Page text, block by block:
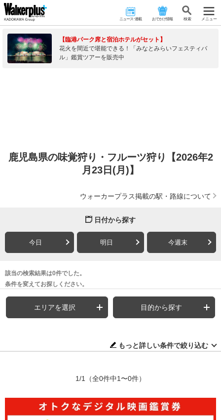
ニュース･連載 おでかけ情報 検 索 メニュー
【臨港パーク席と宿泊ホテルがセット】
花火を間近で堪能できる！「みなとみらいフェスティバ
ル」鑑賞ツアーを販売中
鹿児島県の味覚狩り・フルーツ狩り【2026年2
月23日(月)】
ウォーカープラス掲載の駅・路線について
日付から探す
今日 明日 今週末
該当の検索結果は0件でした。
条件を変えてお探しください。
エリアを選択 目的から探す
もっと詳しい条件で絞り込む
1/1 （全0件中1〜0件）